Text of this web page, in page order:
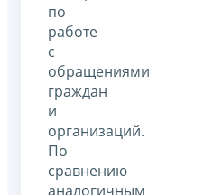
по
работе
с
обращениями
граждан
и
организаций.
По
сравнению
аналогичным